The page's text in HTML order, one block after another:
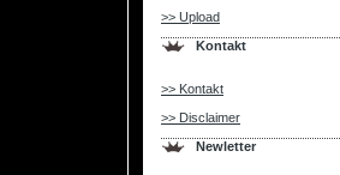
>> Upload
Kontakt
>> Kontakt
>> Disclaimer
Newletter